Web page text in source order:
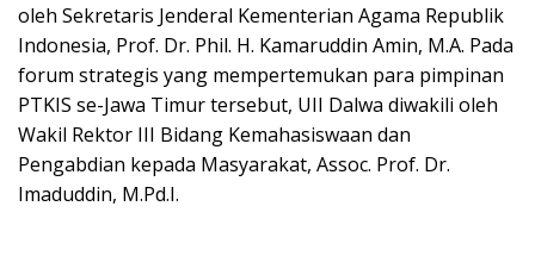
oleh Sekretaris Jenderal Kementerian Agama Republik
Indonesia, Prof. Dr. Phil. H. Kamaruddin Amin, M.A. Pada
forum strategis yang mempertemukan para pimpinan
PTKIS se-Jawa Timur tersebut, UII Dalwa diwakili oleh
Wakil Rektor III Bidang Kemahasiswaan dan
Pengabdian kepada Masyarakat, Assoc. Prof. Dr.
Imaduddin, M.Pd.I.